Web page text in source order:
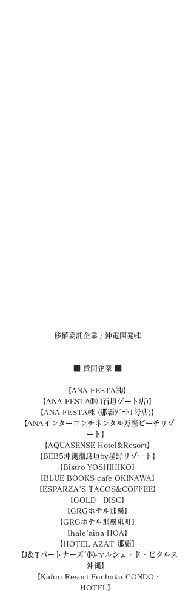
移植委託企業 / 沖電開発㈱
■ 賛同企業 ■
【ANA FESTA㈱】
【ANA FESTA㈱ (石垣ゲート店)】
【ANA FESTA㈱ (那覇ｹﾞｰﾄ1号店)】
【ANAインターコンチネンタル万座ビーチリゾ
ート】
【AQUASENSE Hotel&Resort】
【BEB5沖縄瀬良垣by星野リゾート】
【Bistro YOSHIHIKO】
【BLUE BOOKS cafe OKINAWA】
【ESPARZA'S TACOS&COFFEE】
【GOLD　DISC】
【GRGホテル那覇】
【GRGホテル那覇東町】
【hale'aina HOA】
【HOTEL AZAT 那覇】
【J＆Tパートナーズﾞ㈱-マルシェ・ド・ピクルス
沖縄】
【Kafuu Resort Fuchaku CONDO・
HOTEL】